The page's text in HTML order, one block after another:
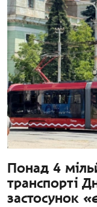
Понад 4
транспорті
застосунок